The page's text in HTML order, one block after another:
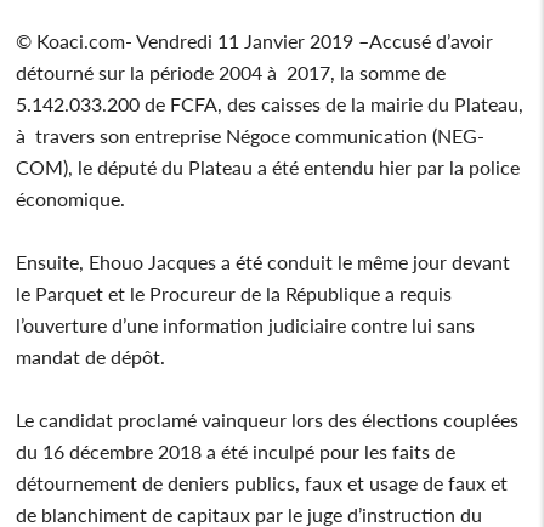
© Koaci.com- Vendredi 11 Janvier 2019 –Accusé d’avoir
détourné sur la période 2004 à 2017, la somme de
5.142.033.200 de FCFA, des caisses de la mairie du Plateau,
à travers son entreprise Négoce communication (NEG-
COM), le député du Plateau a été entendu hier par la police
économique.
Ensuite, Ehouo Jacques a été conduit le même jour devant
le Parquet et le Procureur de la République a requis
l’ouverture d’une information judiciaire contre lui sans
mandat de dépôt.
Le candidat proclamé vainqueur lors des élections couplées
du 16 décembre 2018 a été inculpé pour les faits de
détournement de deniers publics, faux et usage de faux et
de blanchiment de capitaux par le juge d’instruction du